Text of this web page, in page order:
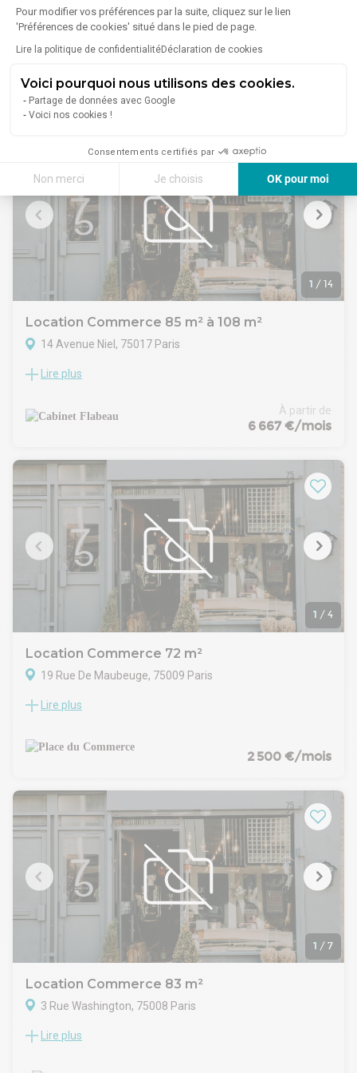
Pour modifier vos préférences par la suite, cliquez sur le lien
'Préférences de cookies' situé dans le pied de page.
Lire la politique de confidentialitéDéclaration de cookies
Voici pourquoi nous utilisons des cookies.
Partage de données avec Google
Voici nos cookies !
Consentements certifiés par
Non merci Je choisis
OK pour moi
Axeptio consent
Plateforme de Gestion du Consentement : Personnalisez vos Options
Notre plateforme vous permet d'adapter et de gérer vos paramètres
20 Rue De Longchamp, 75016 Paris
A proximité de la place d'Iéna, dans un immeuble en pierre
Lire plus
1 / 14
Location Commerce 85 m² à 108 m²
14 Avenue Niel, 75017 Paris
A toute proximité de la FNAC, à l'angle de l'avenue Niel et de
Linéaire de façade de 15 mètres
Bureau au sous-sol relié au RDC par escalier intérieur
Lire plus
À partir de
6 667 €/mois
1 / 4
Location Commerce 72 m²
19 Rue De Maubeuge, 75009 Paris
À louer, local commercial idéalement situé rue de Maubeuge,
niveaux.
Ce local convient à de nombreuses activités commerciales.
exclue.
Conditions d'entrée :
Pour toute création d'entreprise, une garantie autonome à
première demande (GAPD) de 3 mois de loyer sera exigée à
la signature du bail.
Lire plus
2 500 €/mois
1 / 7
Location Commerce 83 m²
3 Rue Washington, 75008 Paris
Au croisement des Champs- Elysées, dans un immeuble de
CARACTERISTIQUES DE L'OFFRE
Lire plus